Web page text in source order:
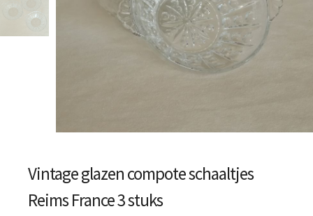
Vintage glazen compote schaaltjes
Reims France 3 stuks